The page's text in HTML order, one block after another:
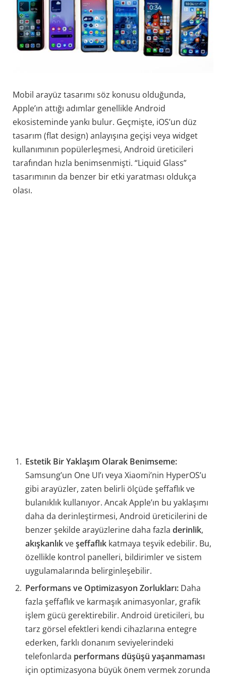
Mobil arayüz tasarımı söz konusu olduğunda,
Apple’ın attığı adımlar genellikle Android
ekosisteminde yankı bulur. Geçmişte, iOS’un düz
tasarım (flat design) anlayışına geçişi veya widget
kullanımının popülerleşmesi, Android üreticileri
tarafından hızla benimsenmişti. “Liquid Glass”
tasarımının da benzer bir etki yaratması oldukça
olası.
Estetik Bir Yaklaşım Olarak Benimseme:
Samsung’un One UI’ı veya Xiaomi’nin HyperOS’u
gibi arayüzler, zaten belirli ölçüde şeffaflık ve
bulanıklık kullanıyor. Ancak Apple’ın bu yaklaşımı
daha da derinleştirmesi, Android üreticilerini de
benzer şekilde arayüzlerine daha fazla derinlik,
akışkanlıkveşeffaflık katmaya teşvik edebilir. Bu,
özellikle kontrol panelleri, bildirimler ve sistem
uygulamalarında belirginleşebilir.
Performans ve Optimizasyon Zorlukları: Daha
fazla şeffaflık ve karmaşık animasyonlar, grafik
işlem gücü gerektirebilir. Android üreticileri, bu
tarz görsel efektleri kendi cihazlarına entegre
ederken, farklı donanım seviyelerindeki
telefonlarda performans düşüşü yaşanmaması
için optimizasyona büyük önem vermek zorunda